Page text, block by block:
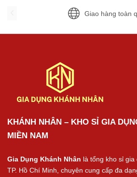
Giao hàng toàn
KHÁNH NHÂN – KHO SỈ GIA
MIỀN NAM
Gia Dụng Khánh Nhân là tổng kho sỉ
TP. Hồ Chí Minh, chuyên cung cấp đa